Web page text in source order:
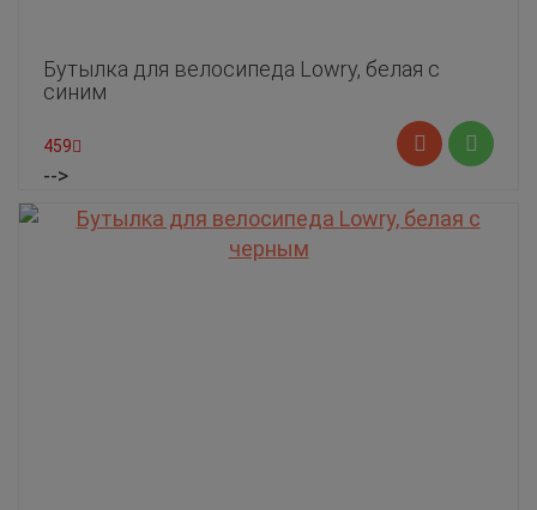
Бутылка для велосипеда Lowry, белая с
синим
459
-->